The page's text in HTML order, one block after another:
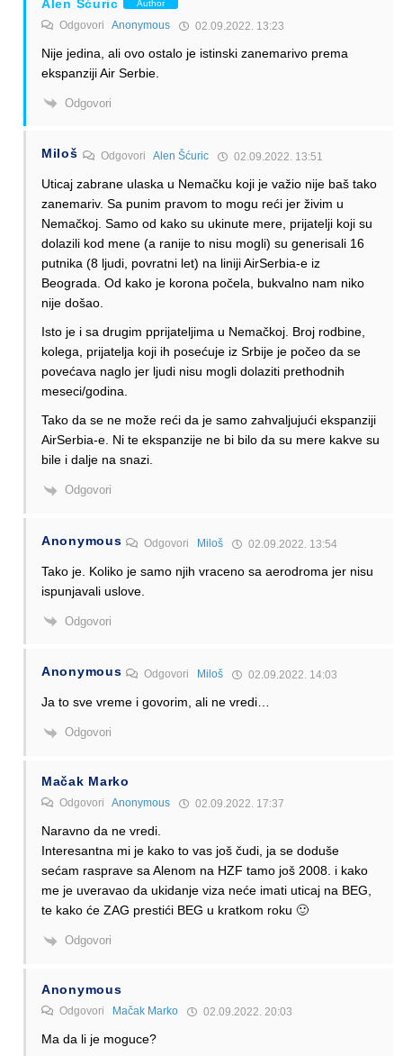
Alen Šćuric Author
Odgovori Anonymous 02.09.2022. 13:23
Nije jedina, ali ovo ostalo je istinski zanemarivo prema
ekspanziji Air Serbie.
Odgovori
Miloš Odgovori Alen Šćuric 02.09.2022. 13:51
Uticaj zabrane ulaska u Nemačku koji je važio nije baš tako
zanemariv. Sa punim pravom to mogu reći jer živim u
Nemačkoj. Samo od kako su ukinute mere, prijatelji koji su
dolazili kod mene (a ranije to nisu mogli) su generisali 16
putnika (8 ljudi, povratni let) na liniji AirSerbia-e iz
Beograda. Od kako je korona počela, bukvalno nam niko
nije došao.
Isto je i sa drugim pprijateljima u Nemačkoj. Broj rodbine,
kolega, prijatelja koji ih posećuje iz Srbije je počeo da se
povećava naglo jer ljudi nisu mogli dolaziti prethodnih
meseci/godina.
Tako da se ne može reći da je samo zahvaljujući ekspanziji
AirSerbia-e. Ni te ekspanzije ne bi bilo da su mere kakve su
bile i dalje na snazi.
Odgovori
Anonymous Odgovori Miloš 02.09.2022. 13:54
Tako je. Koliko je samo njih vraceno sa aerodroma jer nisu
ispunjavali uslove.
Odgovori
Anonymous Odgovori Miloš 02.09.2022. 14:03
Ja to sve vreme i govorim, ali ne vredi…
Odgovori
Mačak Marko
Odgovori Anonymous 02.09.2022. 17:37
Naravno da ne vredi.
Interesantna mi je kako to vas još čudi, ja se doduše
sećam rasprave sa Alenom na HZF tamo još 2008. i kako
me je uveravao da ukidanje viza neće imati uticaj na BEG,
te kako će ZAG prestići BEG u kratkom roku 🙂
Odgovori
Anonymous
Odgovori Mačak Marko 02.09.2022. 20:03
Ma da li je moguce?